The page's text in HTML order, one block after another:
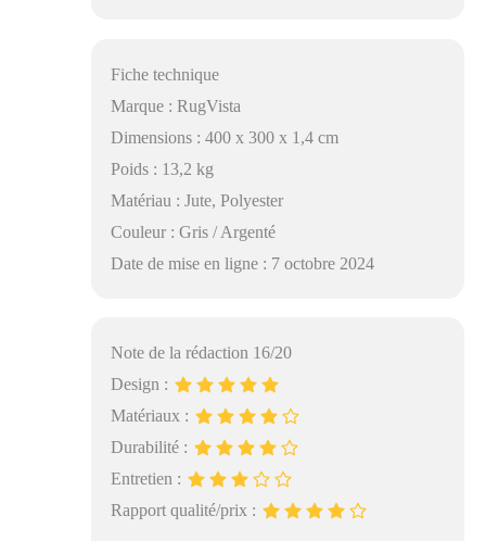
Fiche technique
Marque : RugVista
Dimensions : 400 x 300 x 1,4 cm
Poids : 13,2 kg
Matériau : Jute, Polyester
Couleur : Gris / Argenté
Date de mise en ligne : 7 octobre 2024
Note de la rédaction 16/20
Design :
Matériaux :
Durabilité :
Entretien :
Rapport qualité/prix :